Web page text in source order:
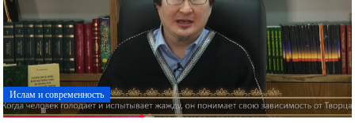
рекламные
ролики
и
презентации.
Ислам и современность